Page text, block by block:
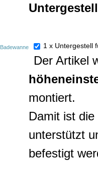
1 x
Der Artikel
montiert.
Damit ist
unterstützt
befestigt